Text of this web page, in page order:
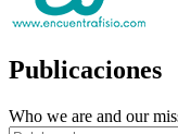
Publicaciones
Who we are and our